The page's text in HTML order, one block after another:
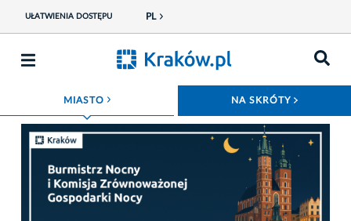
UŁATWIENIA DOSTĘPU PL
MIASTO ROZWIŃ MENU NA SKRÓTY